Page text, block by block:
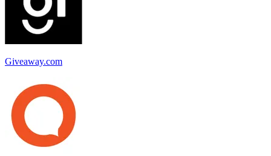
Giveaway.com